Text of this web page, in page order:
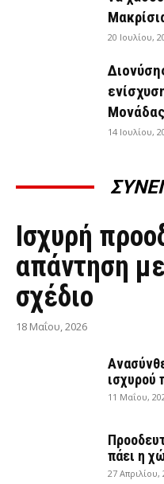
20 Ιουλίου,
14 Ιουλίου,
ΣΥΝΕΝΤΕΎΞΕΙΣ
Ισχυρή
απάντηση
σχέδιο
18 Μαΐου, 2026
ισχυρού
11 Μαΐου,
πάει η
27 Απριλίου,